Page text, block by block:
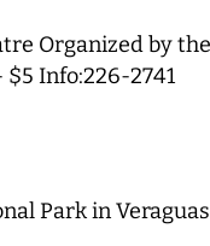
Organized by
Info:226-2741
Park in